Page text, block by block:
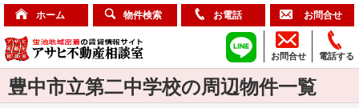
ホーム 物件検索 お電話 お問合せ
電話する
お問合せ
豊中市立第二中学校の周辺物件一覧